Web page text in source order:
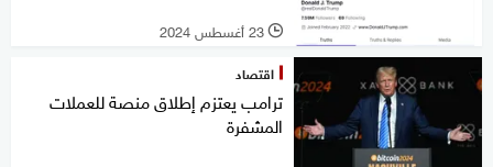
l 23 أغسطس 2024
اقتصاد
ترامب يعتزم إطلاق منصة للعملات
المشفرة